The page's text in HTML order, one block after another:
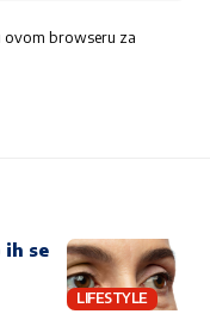
ovom browseru za
LIFESTYLE
se